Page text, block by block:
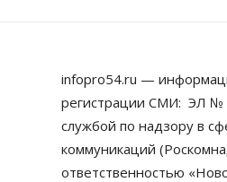
infopro54.ru —
регистрации СМИ: ЭЛ №
службой по надзору в
коммуникаций
ответственностью